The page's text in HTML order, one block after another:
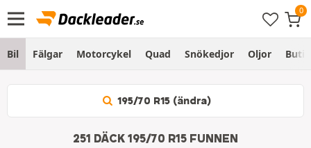
Bil Fälgar Motorcykel Quad Snökedjor Oljor Butik
195/70 R15 (ändra)
251 DÄCK 195/70 R15 FUNNEN